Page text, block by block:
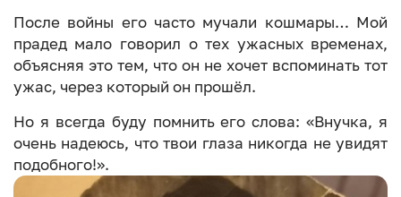
После войны его часто мучали кошмары… Мой
прадед мало говорил о тех ужасных временах,
объясняя это тем, что он не хочет вспоминать тот
ужас, через который он прошёл.
Но я всегда буду помнить его слова: «Внучка, я
очень надеюсь, что твои глаза никогда не увидят
подобного!».